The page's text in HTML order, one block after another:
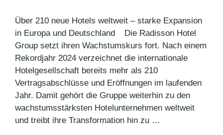
Über 210 neue Hotels weltweit – starke Expansion
in Europa und Deutschland ͏ Die Radisson Hotel
Group setzt ihren Wachstumskurs fort. Nach einem
Rekordjahr 2024 verzeichnet die internationale
Hotelgesellschaft bereits mehr als 210
Vertragsabschlüsse und Eröffnungen im laufenden
Jahr. Damit gehört die Gruppe weiterhin zu den
wachstumsstärksten Hotelunternehmen weltweit
und treibt ihre Transformation hin zu …